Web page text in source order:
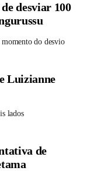
desviar 100
do desvio
Luizianne
lados
de